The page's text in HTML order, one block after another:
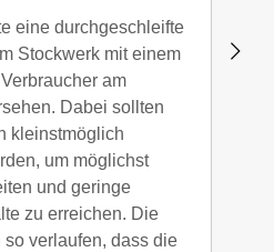
eine durchgeschleifte
Stockwerk mit einem
am
Dabei sollten
kleinstmöglich
um möglichst
und geringe
zu erreichen. Die
so verlaufen, dass die